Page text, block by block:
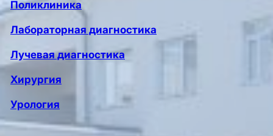
Поликлиника
Лабораторная диагностика
Лучевая диагностика
Хирургия
Урология